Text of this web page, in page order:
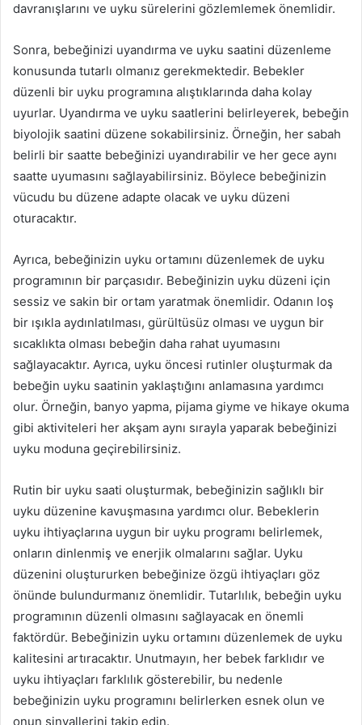
davranışlarını ve uyku sürelerini gözlemlemek önemlidir.
Sonra, bebeğinizi uyandırma ve uyku saatini düzenleme
konusunda tutarlı olmanız gerekmektedir. Bebekler
düzenli bir uyku programına alıştıklarında daha kolay
uyurlar. Uyandırma ve uyku saatlerini belirleyerek, bebeğin
biyolojik saatini düzene sokabilirsiniz. Örneğin, her sabah
belirli bir saatte bebeğinizi uyandırabilir ve her gece aynı
saatte uyumasını sağlayabilirsiniz. Böylece bebeğinizin
vücudu bu düzene adapte olacak ve uyku düzeni
oturacaktır.
Ayrıca, bebeğinizin uyku ortamını düzenlemek de uyku
programının bir parçasıdır. Bebeğinizin uyku düzeni için
sessiz ve sakin bir ortam yaratmak önemlidir. Odanın loş
bir ışıkla aydınlatılması, gürültüsüz olması ve uygun bir
sıcaklıkta olması bebeğin daha rahat uyumasını
sağlayacaktır. Ayrıca, uyku öncesi rutinler oluşturmak da
bebeğin uyku saatinin yaklaştığını anlamasına yardımcı
olur. Örneğin, banyo yapma, pijama giyme ve hikaye okuma
gibi aktiviteleri her akşam aynı sırayla yaparak bebeğinizi
uyku moduna geçirebilirsiniz.
Rutin bir uyku saati oluşturmak, bebeğinizin sağlıklı bir
uyku düzenine kavuşmasına yardımcı olur. Bebeklerin
uyku ihtiyaçlarına uygun bir uyku programı belirlemek,
onların dinlenmiş ve enerjik olmalarını sağlar. Uyku
düzenini oluştururken bebeğinize özgü ihtiyaçları göz
önünde bulundurmanız önemlidir. Tutarlılık, bebeğin uyku
programının düzenli olmasını sağlayacak en önemli
faktördür. Bebeğinizin uyku ortamını düzenlemek de uyku
kalitesini artıracaktır. Unutmayın, her bebek farklıdır ve
uyku ihtiyaçları farklılık gösterebilir, bu nedenle
bebeğinizin uyku programını belirlerken esnek olun ve
onun sinyallerini takip edin.